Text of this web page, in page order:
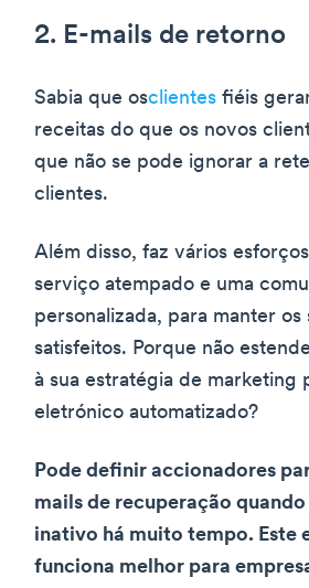
2. E-mails de retorno
Sabia que osclientes fiéis
receitas do que os novos
que não se pode ignorar a
clientes.
Além disso, faz vários
serviço atempado e uma
personalizada, para manter os
satisfeitos. Porque não
à sua estratégia de marketing
eletrónico automatizado?
Pode definir accionadores
mails de recuperação
inativo há muito tempo. Este
funciona melhor para